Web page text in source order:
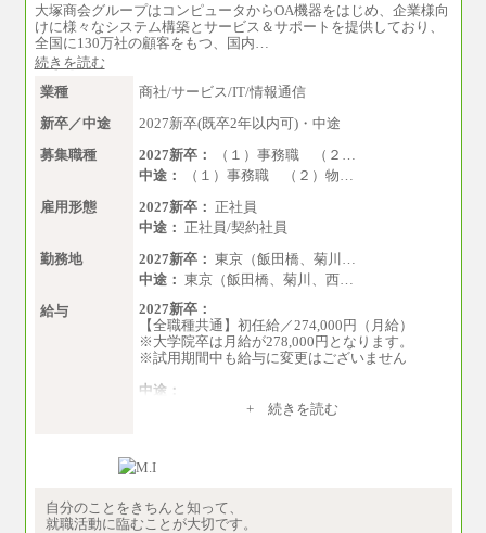
大塚商会グループはコンピュータからOA機器をはじめ、企業様向
けに様々なシステム構築とサービス＆サポートを提供しており、
全国に130万社の顧客をもつ、国内…
続きを読む
業種
商社/サービス/IT/情報通信
新卒／中途
2027新卒(既卒2年以内可)・中途
募集職種
2027新卒：
（１）事務職 （２…
中途：
（１）事務職 （２）物…
雇用形態
2027新卒： 正社員
中途： 正社員/契約社員
勤務地
2027新卒： 東京（飯田橋、菊川…
中途： 東京（飯田橋、菊川、西…
給与
2027新卒：
【全職種共通】初任給／274,000円（月給）
※大学院卒は月給が278,000円となります。
※試用期間中も給与に変更はございません
中途：
（１）～（４）274,000円（月給）～
※業務内容・勤務形態に応じて、上記給与の範
※試用期間中も給与に変更はございません
+ 続きを読む
自分のことをきちんと知って、
就職活動に臨むことが大切です。